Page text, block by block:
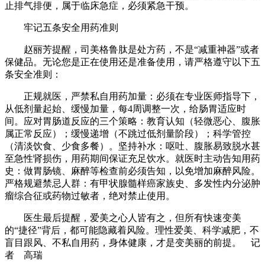
止排气排便，属于临床急症，必须紧急干预。
牢记五条安全用药准则
赵丽芳提醒，司美格鲁肽是处方药，不是“减重神器”或者
保健品。无论您是正在使用还是准备使用，请严格遵守以下五
条安全准则：
正规就医，严禁私自用药加量：必须在专业医师指导下，
从低剂量起始、缓慢加量，每4周调整一次，给肠胃适应时
间。应对胃肠道反应的三个策略：教育认知（轻微恶心、腹胀
属正常反应）；缓慢递增（不跳过低剂量阶段）；科学管控
（清淡饮食、少食多餐）。坚持补水：呕吐、腹胀易致脱水甚
至急性肾损伤，用药期间保证充足饮水。就医时主动告知用药
史：做胃肠镜、麻醉等检查前必须告知，以免增加麻醉风险。
严格规避禁忌人群：有甲状腺髓样癌家族史、多发性内分泌肿
瘤综合征或药物过敏者，绝对禁止使用。
医生最后提醒，爱美之心人皆有之，但所有快速变美
的“捷径”背后，都可能隐藏着风险。理性爱美、科学减肥，不
盲目跟风、不私自用药，身体健康，才是变美丽的前提。 记
者 高瑞